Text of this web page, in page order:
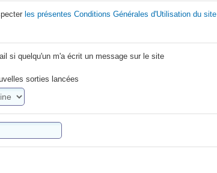
les présentes Conditions Générales d'Utilisation du site
si quelqu'un m'a écrit un message sur le site
sorties lancées